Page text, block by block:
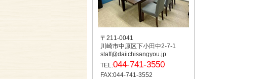
〒211-0041
川崎市中原区下小田中2-7-1
staff@daiichisangyou.jp
TEL:044-741-3550
FAX:044-741-3552